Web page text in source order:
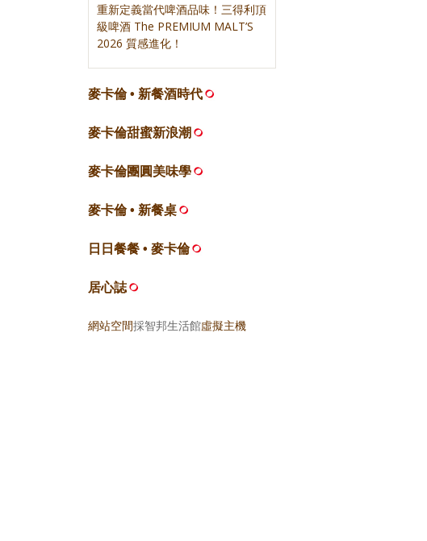
重新定義當代啤酒品味！三得利頂
級啤酒 The PREMIUM MALT’S
2026 質感進化！
麥卡倫 • 新餐酒時代
麥卡倫甜蜜新浪潮
麥卡倫團圓美味學
麥卡倫 • 新餐桌
日日餐餐 • 麥卡倫
居心誌
網站空間採智邦生活館虛擬主機